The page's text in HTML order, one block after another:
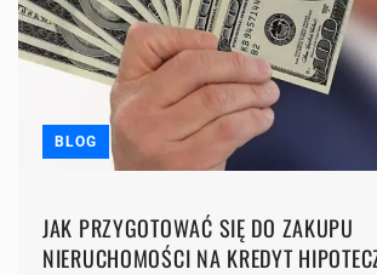
BLOG
JAK PRZYGOTOWAĆ SIĘ DO ZAKUPU
NIERUCHOMOŚCI NA KREDYT